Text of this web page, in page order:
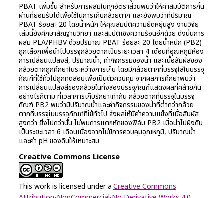
PBAT เพิ่มขึ้น สำหรับการผสมในทุกอัตราส่วนพบว่าให้ค่าสมบัติการกั้น
ผ่านที่ยอมรับได้เพื่อใช้ในการเก็บกล้วยตาก และยังพบว่าที่ปริมาณ
PBAT ร้อยละ 20 โดยน้ำหนัก ให้คุณสมบัติความยืดหยุ่นสูง งานวิจัย
เล่มนี้ยังศึกษาสัณฐานวิทยา และสมบัติเชิงความร้อนอีกด้วย ดังนั้นการ
ผสม PLA/PHBV ด้วยปริมาณ PBAT ร้อยละ 20 โดยน้ำหนัก (PB2)
ถูกเลือกเพื่อนำไปบรรจุกล้วยตากเป็นระยะเวลา 4 เดือนที่อุณหภูมิห้อง
การเปลี่ยนแปลงสี, ปริมาณน้ำ, ค่ากิจกรรมของน้ำ และเนื้อสัมผัสของ
กล้วยตากถูกศึกษาในระหว่างการเก็บ โดยมีกล้วยตากที่บรรจุใส่ในบรรจุ
ภัณฑ์ที่ใช้ทั่วไปถูกทดสอบเพื่อเป็นตัวควบคุม จากผลการศึกษาพบว่า
การเปลี่ยนแปลงสีของกล้วยในทั้งสองบรรจุภัณฑ์แสดงผลที่คล้ายกัน
อย่างไรก็ตาม ที่เวลาการเก็บรักษาเท่ากัน กล้วยตากที่บรรจุในบรรจุ
ภัณฑ์ PB2 พบว่ามีปริมาณน้ำและค่ากิจกรรมของน้ำที่ต่ำกว่ากล้วย
ตากที่บรรจุในบรรจุภัณฑ์ที่ใช้ทั่วไป ส่งผลให้มีค่าความแข็งที่เนื้อสัมผัส
สูงกว่า ยิ่งไปกว่านั้น ไม่พบการแตกหักของฟิล์ม PB2 เมื่อนำไปฝังดิน
เป็นระยะเวลา 6 เดือนเนื่องจากไม่มีการควบคุมอุณหภูมิ, ปริมาณน้ำ
และค่า pH ของดินให้เหมาะสม
Creative Commons License
This work is licensed under a Creative Commons